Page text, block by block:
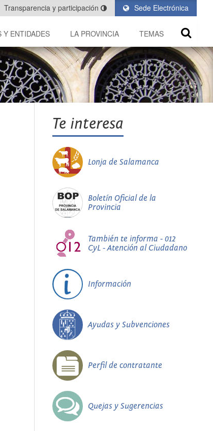
Sede Electrónica
Transparencia y participación
Y ENTIDADES LA PROVINCIA TEMAS
Te interesa
Lonja de Salamanca
Boletín Oficial de la
Provincia
También te informa - 012
CyL - Atención al Ciudadano
Información
Ayudas y Subvenciones
Perfil de contratante
Quejas y Sugerencias